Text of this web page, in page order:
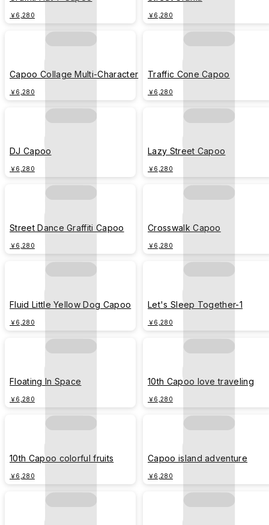
￥6,280 ￥6,280
Capoo Collage Multi-Character
￥6,280
Traffic Cone Capoo
￥6,280
DJ Capoo
￥6,280
Lazy Street Capoo
￥6,280
Street Dance Graffiti Capoo
￥6,280
Crosswalk Capoo
￥6,280
Fluid Little Yellow Dog Capoo
￥6,280
Let's Sleep Together-1
￥6,280
Floating In Space
￥6,280
10th Capoo love traveling
￥6,280
10th Capoo colorful fruits
￥6,280
Capoo island adventure
￥6,280